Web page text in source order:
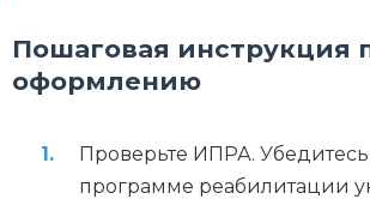
Пошаговая инструкция
оформлению
Проверьте ИПРА.
программе реабилитации